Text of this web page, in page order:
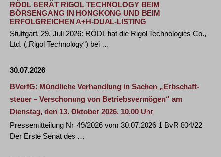
RÖDL BERÄT RIGOL TECHNOLOGY BEIM
BÖRSENGANG IN HONGKONG UND BEIM
ERFOLGREICHEN A+H-DUAL-LISTING
Stuttgart, 29. Juli 2026: RÖDL hat die Rigol Technologies Co.,
Ltd. („Rigol Technology“) bei …
30.07.2026
BVerfG: Mündliche Verhandlung in Sachen „Erbschaft-
steuer – Verschonung von Betriebsvermögen“ am
Dienstag, den 13. Oktober 2026, 10.00 Uhr
Pressemitteilung Nr. 49/2026 vom 30.07.2026 1 BvR 804/22
Der Erste Senat des …